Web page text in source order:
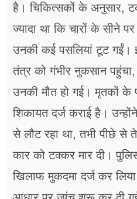
है। चिकित्सकों के अनुसार,
ज्यादा था कि चारों के सीने
उनकी कई पसलियां टूट
तंत्र को गंभीर नुकसान
उनकी मौत हो गई। मृतकों
शिकायत दर्ज कराई है। उन्होंने
से लौट रहा था, तभी पीछे से
कार को टक्कर मार दी।
खिलाफ मुकदमा दर्ज कर